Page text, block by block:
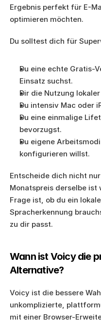
Ergebnis perfekt für E-
optimieren möchten.
Du solltest dich für
Du eine echte Gratis-
Einsatz suchst.
Dir die Nutzung
Du intensiv Mac oder
Du eine einmalige
bevorzugst.
Du eigene
konfigurieren willst.
Entscheide dich nicht
Monatspreis derselbe ist
Frage ist, ob du ein
Spracherkennung
zu dir passt.
Wann ist Voicy die
Alternative?
Voicy ist die bessere
unkomplizierte,
mit einer Browser-